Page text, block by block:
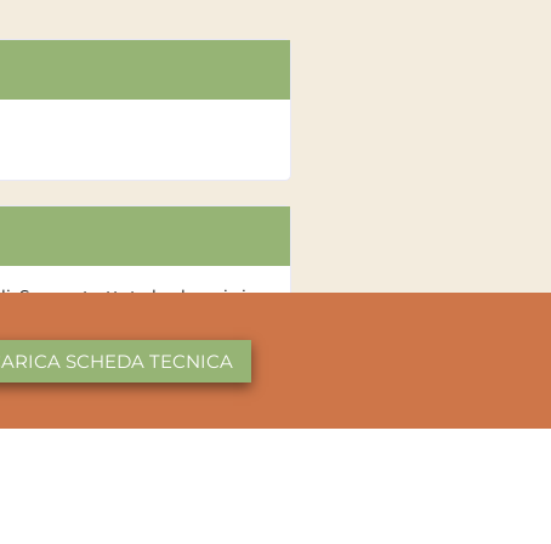
SCHEDA TECNICA
Se non trattata la clorosi si
pianta e l’effetto dura